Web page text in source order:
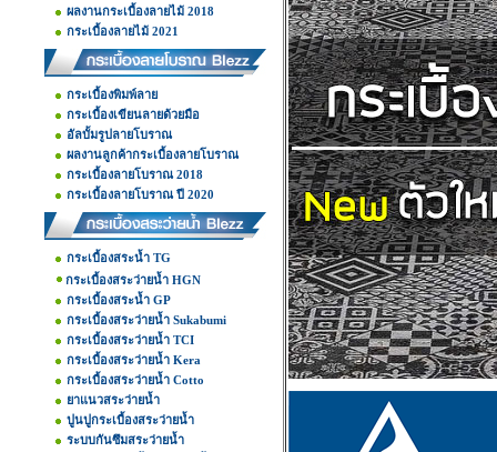
ผลงานกระเบื้องลายไม้ 2018
กระเบื้องลายไม้ 2021
กระเบื้องพิมพ์ลาย
กระเบื้องเขียนลายด้วยมือ
อัลบั้มรูปลายโบราณ
ผลงานลูกค้ากระเบื้องลายโบราณ
กระเบื้องลายโบราณ 2018
กระเบื้องลายโบราณ ปี 2020
กระเบื้องสระน้ำ TG
กระเบื้องสระว่ายน้ำ HGN
กระเบื้องสระน้ำ GP
กระเบื้องสระว่ายน้ำ Sukabumi
กระเบื้องสระว่ายน้ำ TCI
กระเบื้องสระว่ายน้ำ Kera
กระเบื้องสระว่ายน้ำ Cotto
ยาแนวสระว่ายน้ำ
ปูนปูกระเบื้องสระว่ายน้ำ
ระบบกันซึมสระว่ายน้ำ